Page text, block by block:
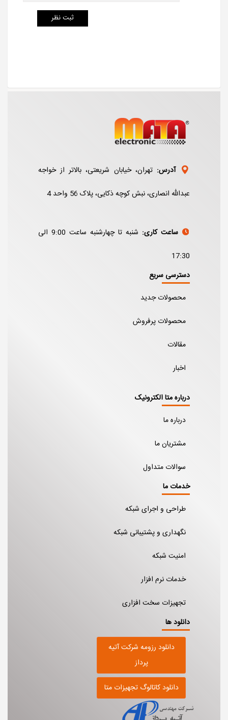
آدرس: تهران، خیابان شریعتی، بالاتر از خواجه
عبدالله انصاری، نبش کوچه ذکایی، پلاک 56 واحد 4
ساعت کاری:
شنبه تا چهارشنبه ساعت 9:00 الی
17:30
دسترسی سریع
محصولات جدید
محصولات پرفروش
مقالات
اخبار
درباره متا الکترونیک
درباره ما
مشتریان ما
سوالات متداول
خدمات ما
طراحی و اجرای شبکه
نگهداری و پشتیبانی شبکه
امنیت شبکه
خدمات نرم افزار
تجهیزات سخت افزاری
دانلود ها
دانلود رزومه شرکت آتیه
پرداز
دانلود کاتالوگ تجهیزات متا